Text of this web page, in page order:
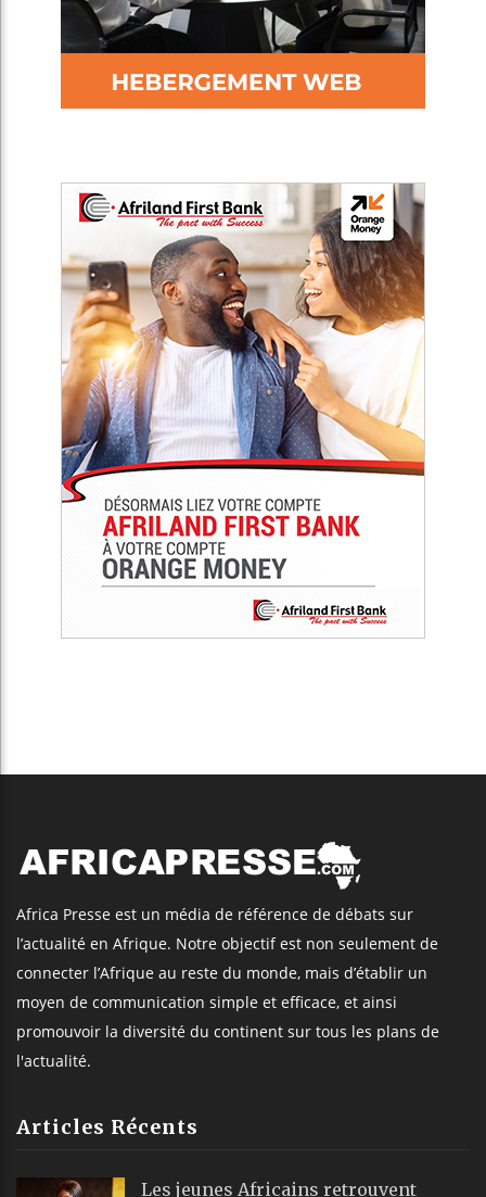
Africa Presse est un média de référence de débats sur
l’actualité en Afrique. Notre objectif est non seulement de
connecter l’Afrique au reste du monde, mais d’établir un
moyen de communication simple et efficace, et ainsi
promouvoir la diversité du continent sur tous les plans de
l'actualité.
Articles Récents
Les jeunes Africains retrouvent